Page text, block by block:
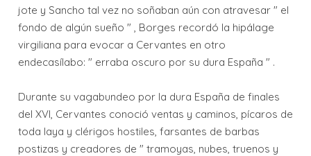
jo­te y Sancho tal vez no soñaban aún con atravesar " el
fondo de algún sueño " , Borges recordó la hipálage
virgiliana para evocar a Cervantes en otro
endecasílabo: " erraba oscuro por su dura España " .
Durante su vagabundeo por la dura España de finales
del XVI, Cervantes conoció ventas y caminos, pícaros de
toda laya y clérigos hostiles, farsantes de barbas
postizas y creadores de " tramoyas, nubes, truenos y